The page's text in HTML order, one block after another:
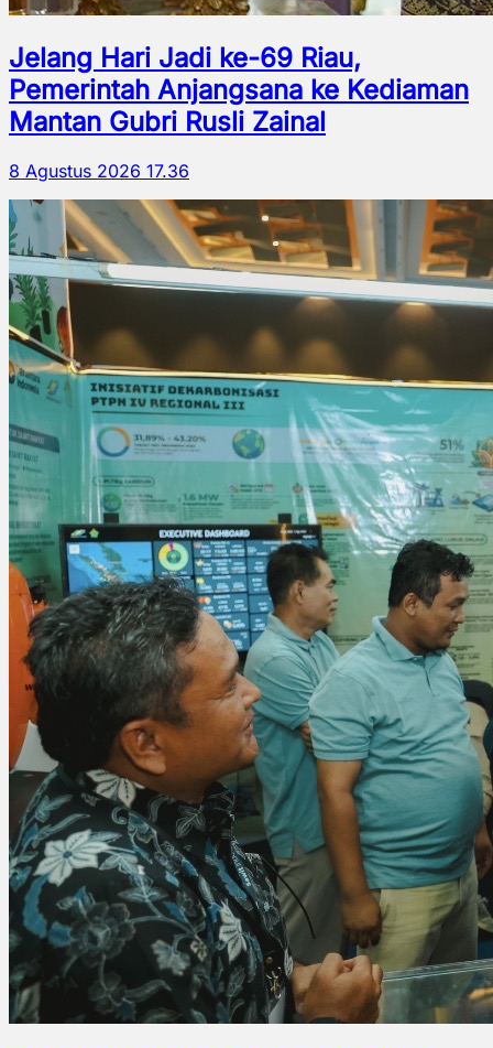
Jelang Hari Jadi ke-69 Riau,
Pemerintah Anjangsana ke Kediaman
Mantan Gubri Rusli Zainal
8 Agustus 2026 17.36